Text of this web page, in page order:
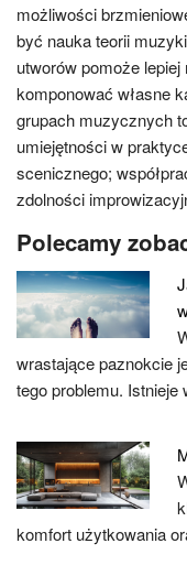
możliwości
być nauka teorii
utworów pomoże
komponować własne
grupach muzycznych
umiejętności w
scenicznego;
zdolności
Polecamy
wrastające paznokcie
tego problemu.
komfort użytkowania